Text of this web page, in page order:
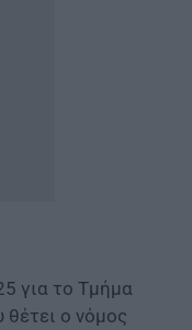
για το Τμήμα
ο νόμος